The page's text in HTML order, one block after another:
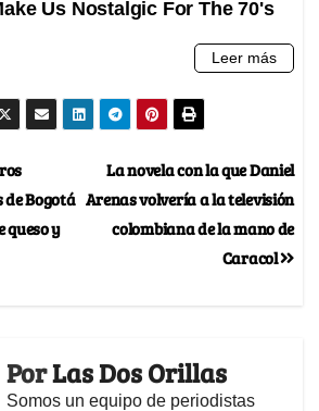
La novela con la que Daniel
Arenas volvería a la televisión
colombiana de la mano de
Caracol
Bogotá
queso y
PorLas Dos Orillas
Somos un equipo de periodistas